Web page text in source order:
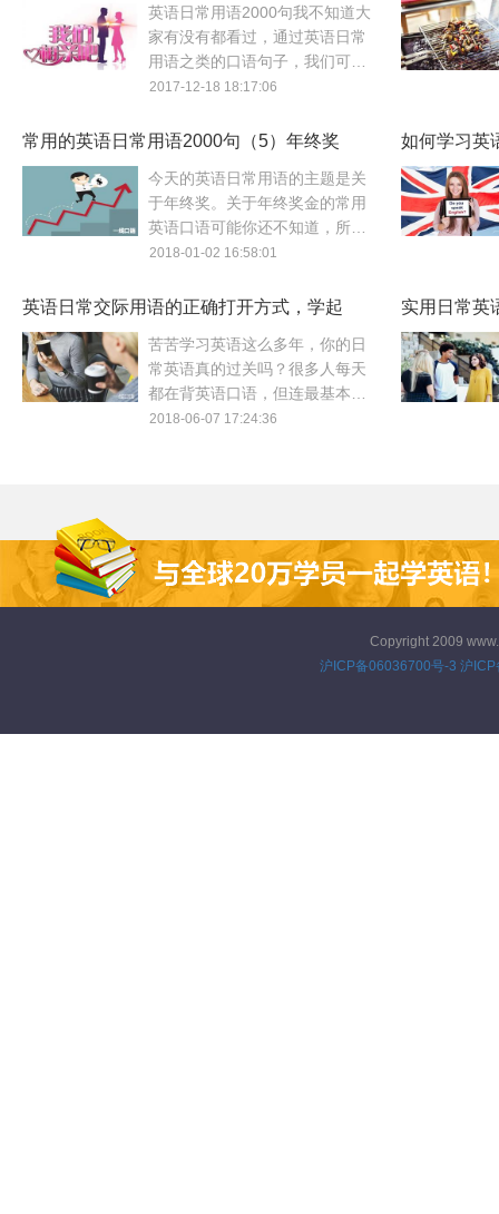
英语日常用语2000句我不知道大
家有没有都看过，通过英语日常
用语之类的口语句子，我们可以
在短期内大量输入英语，本文分
吧。
2017-12-18 18:17:06
家
常用的英语日常用语2000句（5）年终奖
今天的英语日常用语的主题是关
于年终奖。关于年终奖金的常用
英语口语可能你还不知道，所以
赶紧来看看关于这方面的英语日
起来的就是年终奖了！
2018-01-02 16:58:01
如何学习英
手！
英语日常交际用语的正确打开方式，学起
来！
苦苦学习英语这么多年，你的日
常英语真的过关吗？很多人每天
都在背英语口语，但连最基本的
英语日常用语都不记得几句。今
2018-06-07 17:24:36
实用日常英
对
Copyright 2009
沪ICP备06036700号-3 沪